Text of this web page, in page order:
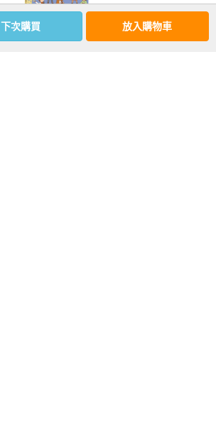
誰說數學家只會
下次購買 放入購物車